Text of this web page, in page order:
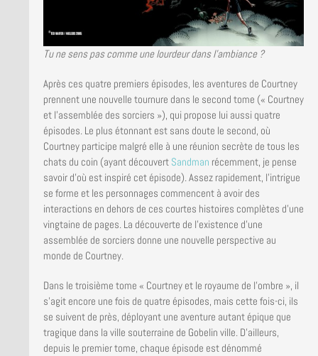
Tu ne sens pas comme une lourdeur dans l’ambiance ?
Après ces quatre premiers épisodes, les aventures de Courtney
prennent une nouvelle tournure dans le second tome (« Courtney
et l’assemblée des sorciers »), qui propose lui aussi quatre
épisodes. Le plus étonnant est sans doute le second, où
Courtney participe malgré elle à une réunion secrète de tous les
chats du coin (ayant découvert Sandman récemment, je pense
savoir d’où est inspiré cet épisode). Assez rapidement, l’intrigue
se forme et les personnages commencent à avoir des
interactions en dehors de ces courtes histoires complètes d’une
vingtaine de pages. La découverte de l’existence d’une
assemblée de sorciers donne une nouvelle perspective au
monde de Courtney.
Dans le troisième tome « Courtney et le royaume de l’ombre », il
s’agit encore une fois de quatre épisodes, mais cette fois-ci, ils
se suivent de près, déployant une aventure autant épique que
tragique dans la ville souterraine de Gobelin ville. D’ailleurs,
depuis le premier tome, chaque épisode est dénommé